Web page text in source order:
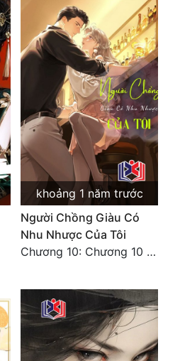
khoảng 1 năm trước
Người Chồng Giàu Có
Nhu Nhược Của Tôi
Chương 10: Chương 10 (Hoàn)